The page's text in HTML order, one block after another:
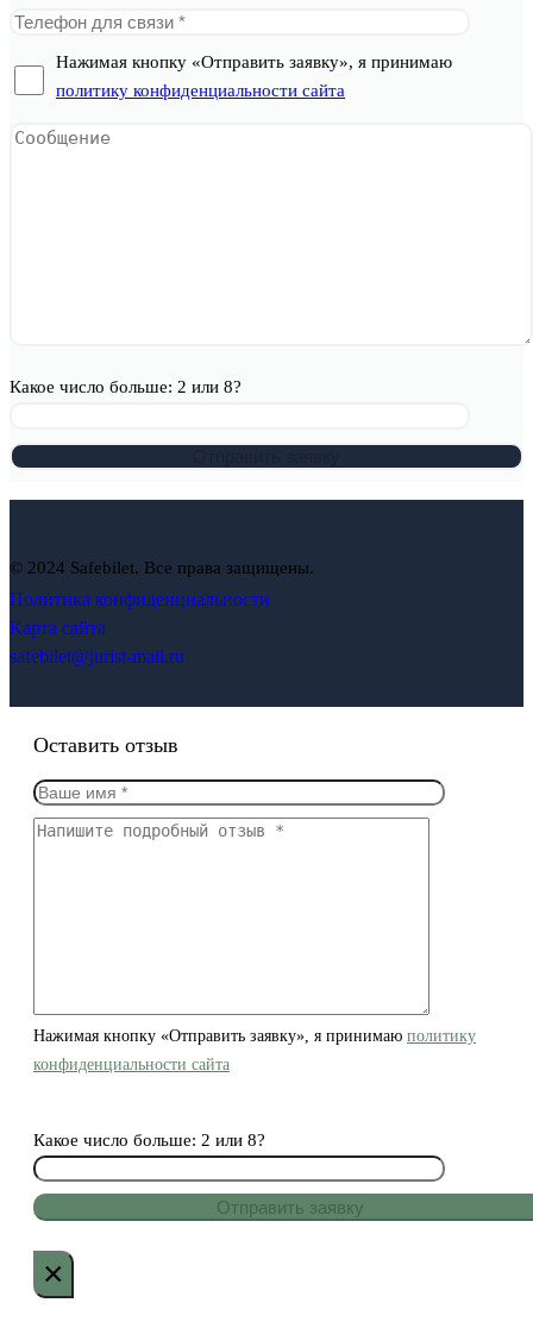
Нажимая кнопку «Отправить заявку», я принимаю
политику конфиденциальности сайта
Какое число больше: 2 или 8?
© 2024 Safebilet. Все права защищены.
Политика конфиденциальности
Карта сайта
safebilet@jurist-mail.ru
Оставить отзыв
Нажимая кнопку «Отправить заявку», я принимаю политику
конфиденциальности сайта
Какое число больше: 2 или 8?
×